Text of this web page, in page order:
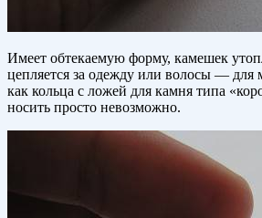
Имеет обтекаемую форму, камешек
цепляется за одежду или волосы — для
как кольца с ложей для камня типа
носить просто невозможно.